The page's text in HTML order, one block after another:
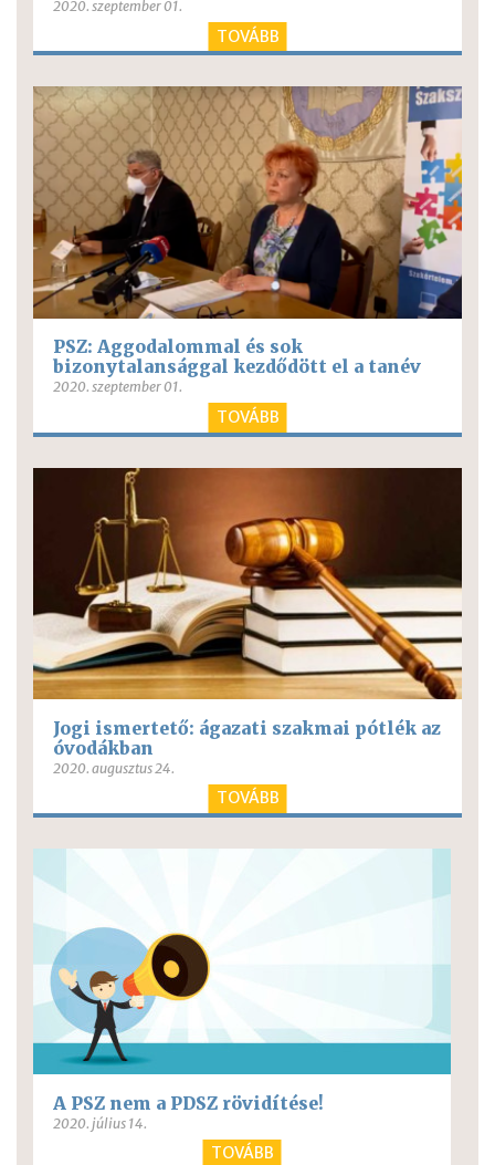
2020. szeptember 01.
TOVÁBB
PSZ: Aggodalommal és sok
bizonytalansággal kezdődött el a tanév
2020. szeptember 01.
TOVÁBB
Jogi ismertető: ágazati szakmai pótlék az
óvodákban
2020. augusztus 24.
TOVÁBB
A PSZ nem a PDSZ rövidítése!
2020. július 14.
TOVÁBB